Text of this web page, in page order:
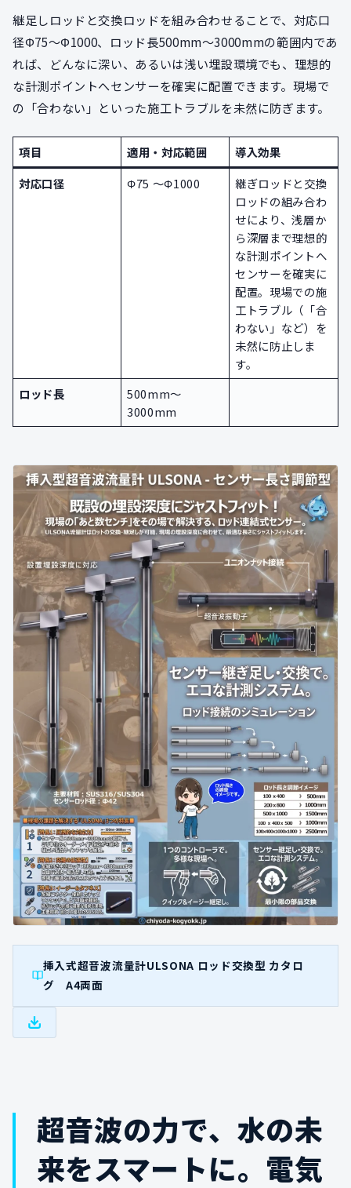
継足しロッドと交換ロッドを組み合わせることで、対応口
径Φ75～Φ1000、ロッド長500mm～3000mmの範囲内であ
れば、どんなに深い、あるいは浅い埋設環境でも、理想的
な計測ポイントへセンサーを確実に配置できます。現場で
の「合わない」といった施工トラブルを未然に防ぎます。
項目 適用・対応範囲
導入効果
対応口径
Φ75 ～Φ1000
継ぎロッドと交換
ロッドの組み合わ
せにより、浅層か
ら深層まで理想的
な計測ポイントへ
センサーを確実に
配置。現場での施
工トラブル（「合
わない」など）を
未然に防止しま
す。
ロッド長
500mm～
3000mm
挿入式超音波流量計ULSONA ロッド交換型 カタロ
グ A4両面
超音波の力で、水の未
来をスマートに。電気